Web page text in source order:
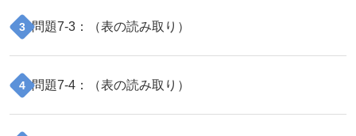
3 問題7-3 ：（表の読み取り ）
4 問題7-4 ：（表の読み取り ）